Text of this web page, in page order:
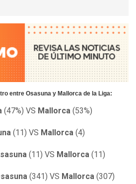
entre Osasuna y Mallorca de la Liga:
(47%) VS Mallorca (53%)
(11) VS Mallorca (4)
(11) VS Mallorca (11)
(341) VS Mallorca (307)